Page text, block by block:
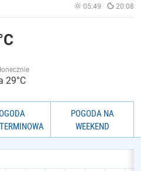
05:49 20:08
29°C
POGODA NA
WEEKEND